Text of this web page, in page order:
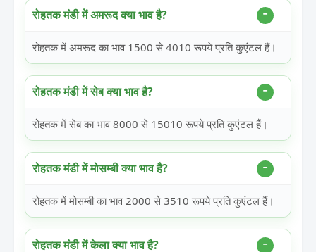
रोहतक मंडी में अमरूद क्या भाव है?
रोहतक में अमरूद का भाव 1500 से 4010 रूपये प्रति कुएंटल हैं।
रोहतक मंडी में सेब क्या भाव है?
रोहतक में सेब का भाव 8000 से 15010 रूपये प्रति कुएंटल हैं।
रोहतक मंडी में मोसम्बी क्या भाव है?
रोहतक में मोसम्बी का भाव 2000 से 3510 रूपये प्रति कुएंटल हैं।
रोहतक मंडी में केला क्या भाव है?